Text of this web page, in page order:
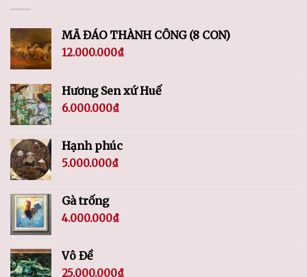
MÃ ĐÁO THÀNH CÔNG (8 CON)
12.000.000₫
Hương Sen xứ Huế
6.000.000₫
Hạnh phúc
5.000.000₫
Gà trống
4.000.000₫
Vô Đề
25.000.000₫